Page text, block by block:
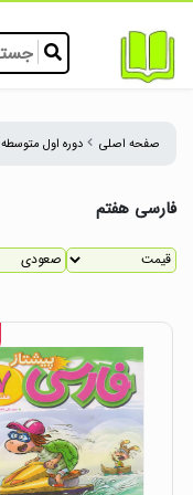
صفحه اصلی دوره اول متوسطه
فارسی هفتم